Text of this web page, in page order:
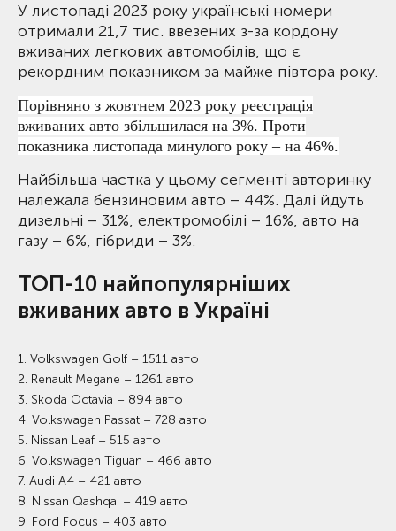
У листопаді 2023 року українські номери
отримали 21,7 тис. ввезених з-за кордону
вживаних легкових автомобілів, що є
рекордним показником за майже півтора року.
Порівняно з жовтнем 2023 року реєстрація
вживаних авто збільшилася на 3%. Проти
показника листопада минулого року – на 46%.
Найбільша частка у цьому сегменті авторинку
належала бензиновим авто – 44%. Далі йдуть
дизельні – 31%, електромобілі – 16%, авто на
газу – 6%, гібриди – 3%.
ТОП-10 найпопулярніших
вживаних авто в Україні
1. Volkswagen Golf – 1511 авто
2. Renault Megane – 1261 авто
3. Skoda Octavia – 894 авто
4. Volkswagen Passat – 728 авто
5. Nissan Leaf – 515 авто
6. Volkswagen Tiguan – 466 авто
7. Audi A4 – 421 авто
8. Nissan Qashqai – 419 авто
9. Ford Focus – 403 авто